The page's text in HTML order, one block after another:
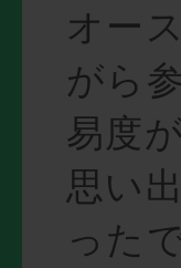
オー
がら
易度
思い
った